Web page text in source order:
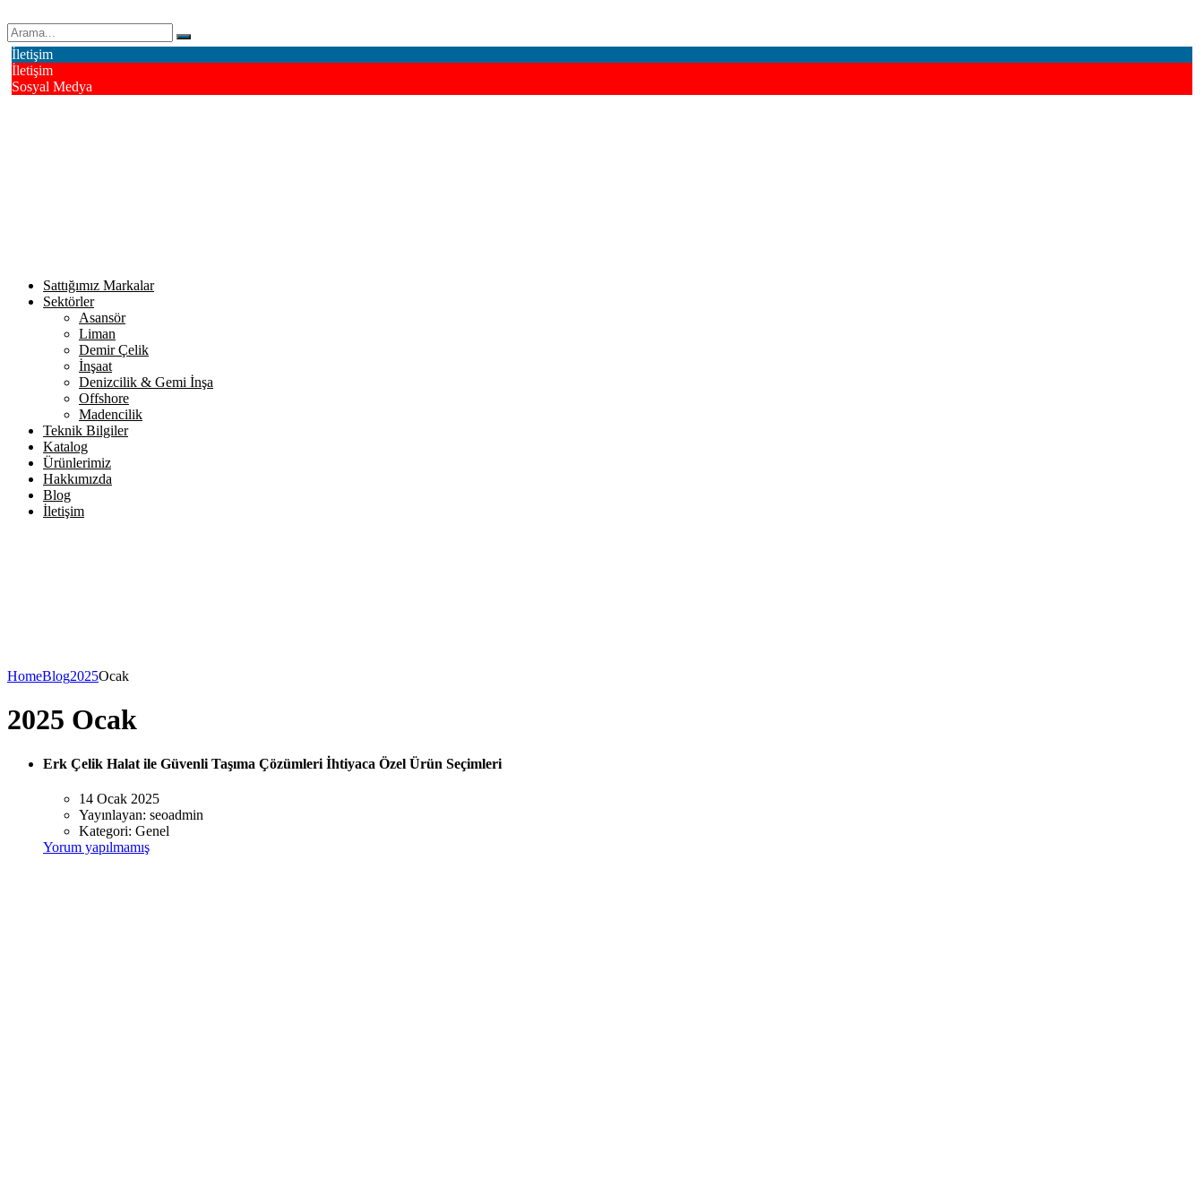
İletişim
İletişim
Sosyal Medya
Sattığımız Markalar
Sektörler
Asansör
Liman
Demir Çelik
İnşaat
Denizcilik & Gemi İnşa
Offshore
Madencilik
Teknik Bilgiler
Katalog
Ürünlerimiz
Hakkımızda
Blog
İletişim
HomeBlog2025Ocak
2025 Ocak
Erk Çelik Halat ile Güvenli Taşıma Çözümleri İhtiyaca Özel Ürün Seçimleri
14 Ocak 2025
Yayınlayan: seoadmin
Kategori: Genel
Yorum yapılmamış